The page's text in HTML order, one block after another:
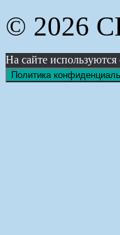
© 2026
На сайте
Политика